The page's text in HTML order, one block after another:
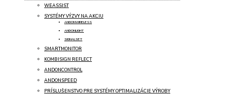
WEASSIST
SYSTÉMY VÝZVY NA AKCIU
ANDONWIRELESS
ANDONLIGHT
SIGNALSET
SMARTMONITOR
KOMBISIGN REFLECT
ANDONCONTROL
ANDONSPEED
PRÍSLUŠENSTVO PRE SYSTÉMY OPTIMALIZÁCIE VÝROBY